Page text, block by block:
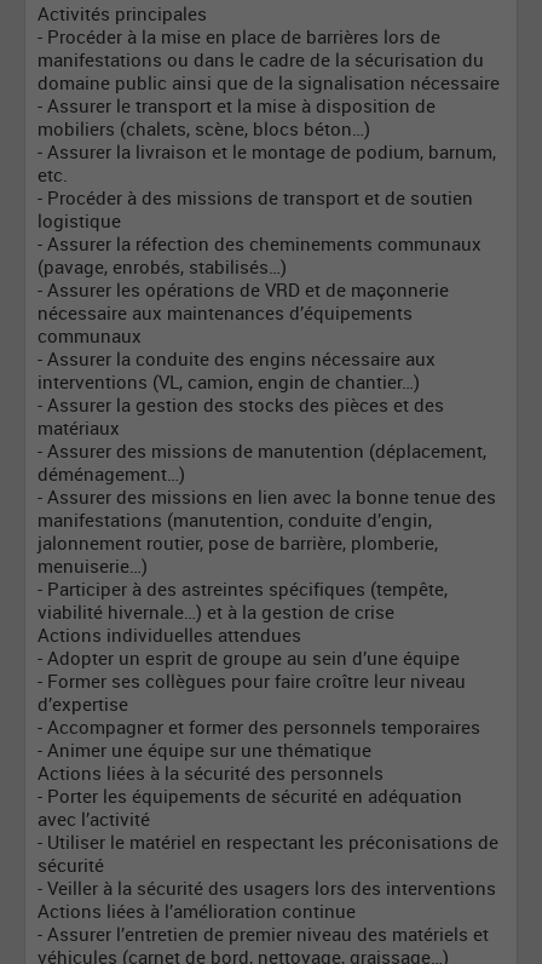
Activités principales
- Procéder à la mise en place de barrières lors de
manifestations ou dans le cadre de la sécurisation du
domaine public ainsi que de la signalisation nécessaire
- Assurer le transport et la mise à disposition de
mobiliers (chalets, scène, blocs béton…)
- Assurer la livraison et le montage de podium, barnum,
etc.
- Procéder à des missions de transport et de soutien
logistique
- Assurer la réfection des cheminements communaux
(pavage, enrobés, stabilisés…)
- Assurer les opérations de VRD et de maçonnerie
nécessaire aux maintenances d’équipements
communaux
- Assurer la conduite des engins nécessaire aux
interventions (VL, camion, engin de chantier…)
- Assurer la gestion des stocks des pièces et des
matériaux
- Assurer des missions de manutention (déplacement,
déménagement…)
- Assurer des missions en lien avec la bonne tenue des
manifestations (manutention, conduite d’engin,
jalonnement routier, pose de barrière, plomberie,
menuiserie…)
- Participer à des astreintes spécifiques (tempête,
viabilité hivernale…) et à la gestion de crise
Actions individuelles attendues
- Adopter un esprit de groupe au sein d’une équipe
- Former ses collègues pour faire croître leur niveau
d’expertise
- Accompagner et former des personnels temporaires
- Animer une équipe sur une thématique
Actions liées à la sécurité des personnels
- Porter les équipements de sécurité en adéquation
avec l’activité
- Utiliser le matériel en respectant les préconisations de
sécurité
- Veiller à la sécurité des usagers lors des interventions
Actions liées à l’amélioration continue
- Assurer l’entretien de premier niveau des matériels et
véhicules (carnet de bord, nettoyage, graissage…)